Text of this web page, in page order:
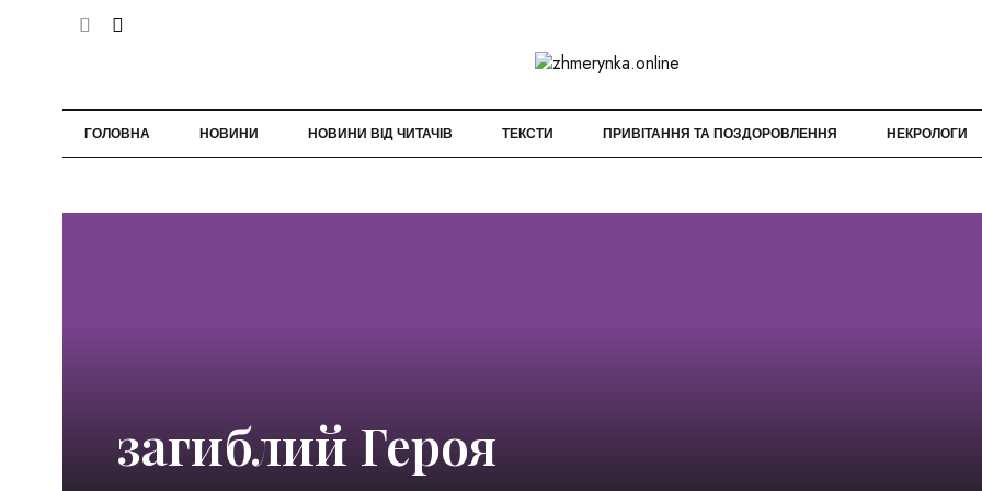
ГОЛОВНА НОВИНИ НОВИНИ ВІД ЧИТАЧІВ ТЕКСТИ ПРИВІТАННЯ ТА ПОЗДОРОВЛЕННЯ НЕКРОЛОГИ
загиблий Героя